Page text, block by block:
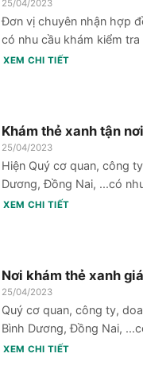
25/04/2023
Đơn vị chuyên nhận hợp
có nhu cầu khám kiểm
XEM CHI TIẾT
Khám thẻ xanh tận nơi
25/04/2023
Hiện Quý cơ quan, công
Dương, Đồng Nai, ...có
XEM CHI TIẾT
Nơi khám thẻ xanh
25/04/2023
Quý cơ quan, công ty,
Bình Dương, Đồng Nai,
XEM CHI TIẾT